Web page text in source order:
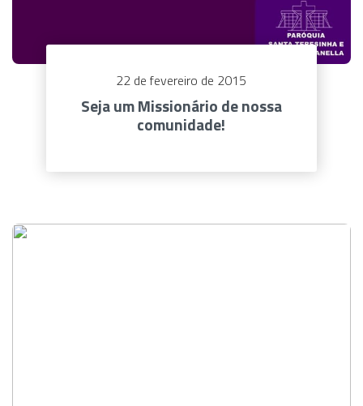
22 de fevereiro de 2015
Seja um Missionário de nossa
comunidade!